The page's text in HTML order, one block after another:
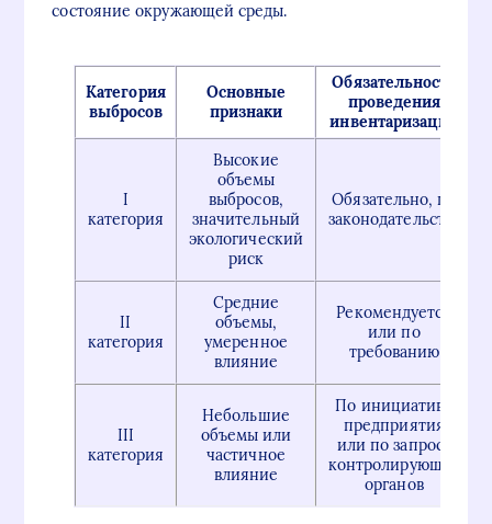
состояние окружающей среды.
Категория
выбросов
Основные
признаки
Обязательность
проведения
инвентаризации
I
категория
Высокие
объемы
выбросов,
значительный
экологический
риск
Обязательно, по
законодательству
II
категория
Средние
объемы,
умеренное
влияние
Рекомендуется
или по
требованию
III
категория
Небольшие
объемы или
частичное
влияние
По инициативе
предприятия
или по запросу
контролирующих
органов